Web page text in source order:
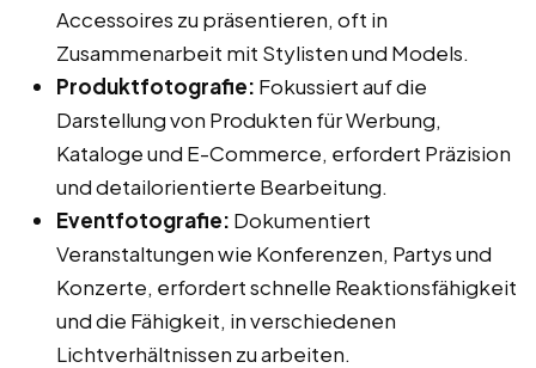
Accessoires zu präsentieren, oft in
Zusammenarbeit mit Stylisten und Models.
Produktfotografie: Fokussiert auf die
Darstellung von Produkten für Werbung,
Kataloge und E-Commerce, erfordert Präzision
und detailorientierte Bearbeitung.
Eventfotografie: Dokumentiert
Veranstaltungen wie Konferenzen, Partys und
Konzerte, erfordert schnelle Reaktionsfähigkeit
und die Fähigkeit, in verschiedenen
Lichtverhältnissen zu arbeiten.